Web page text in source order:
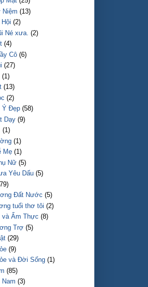
Niệm (13)
(2)
Né xưa. (2)
(4)
Cô (6)
(27)
(1)
(13)
(2)
Ý Đẹp (58)
Dạy (9)
(1)
(1)
Mẹ (1)
Nữ (5)
Yêu Dấu (5)
Đất Nước (5)
tuổi thơ tôi (2)
và Ẩm Thực (8)
Trợ (5)
(29)
(9)
và Đời Sống (1)
(85)
(3)